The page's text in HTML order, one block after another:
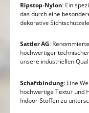
Ripstop-Nylon: Ein
das durch eine
dekorative
Sattler AG:
hochwertiger
unsere industriellen
Schaftbindung: Eine
hochwertige Textur und
Indoor-Stoffen zu